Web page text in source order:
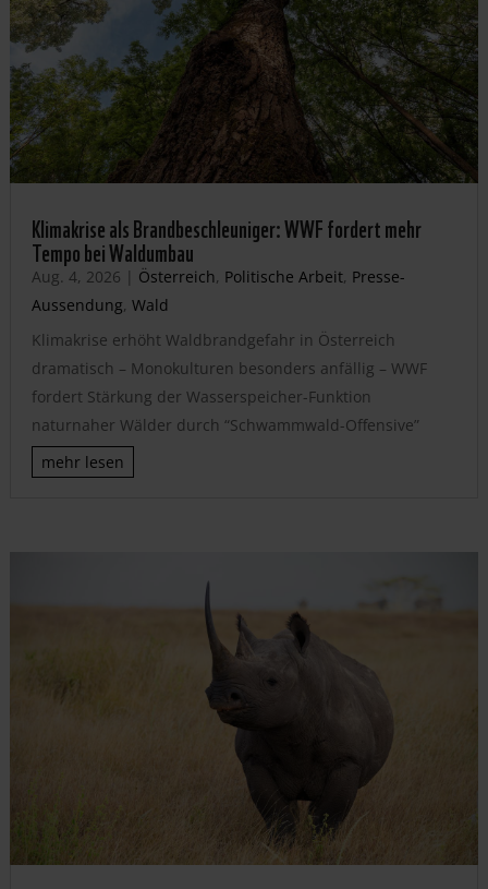
Klimakrise als Brandbeschleuniger: WWF fordert mehr
Tempo bei Waldumbau
Aug. 4, 2026 | Österreich, Politische Arbeit, Presse-
Aussendung, Wald
Klimakrise erhöht Waldbrandgefahr in Österreich
dramatisch – Monokulturen besonders anfällig – WWF
fordert Stärkung der Wasserspeicher-Funktion
naturnaher Wälder durch “Schwammwald-Offensive”
mehr lesen